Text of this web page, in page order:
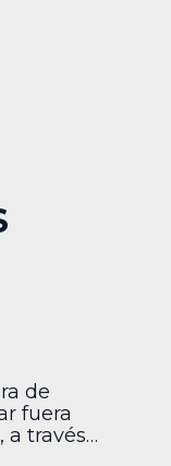
de
fuera
a través